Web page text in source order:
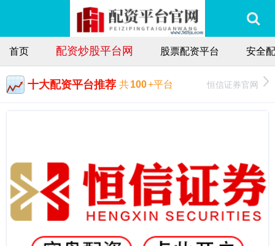
首页 配资炒股平台网 股票配资平台 安全
十大配资平台推荐 共100+平台 恒信证券官网